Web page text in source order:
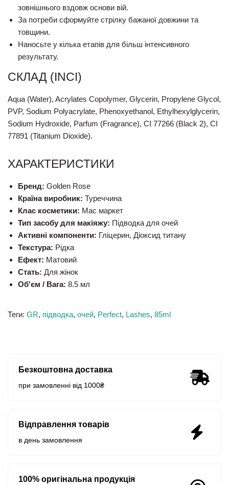
зовнішнього вздовж основи вій.
За потреби сформуйте стрілку бажаної довжини та
товщини.
Наносьте у кілька етапів для більш інтенсивного
результату.
СКЛАД (INCI)
Aqua (Water), Acrylates Copolymer, Glycerin, Propylene Glycol,
PVP, Sodium Polyacrylate, Phenoxyethanol, Ethylhexylglycerin,
Sodium Hydroxide, Parfum (Fragrance), CI 77266 (Black 2), CI
77891 (Titanium Dioxide).
ХАРАКТЕРИСТИКИ
Бренд: Golden Rose
Країна виробник: Туреччина
Клас косметики: Мас маркет
Тип засобу для макіяжу: Підводка для очей
Активні компоненти: Гліцерин, Діоксид титану
Текстура: Рідка
Ефект: Матовий
Стать: Для жінок
Об'єм / Вага: 8.5 мл
Теги: GR, підводка, очей, Perfect, Lashes, 85ml
Безкоштовна доставка
при замовленні від 1000₴
Відправлення товарів
в день замовлення
100% оригінальна продукція